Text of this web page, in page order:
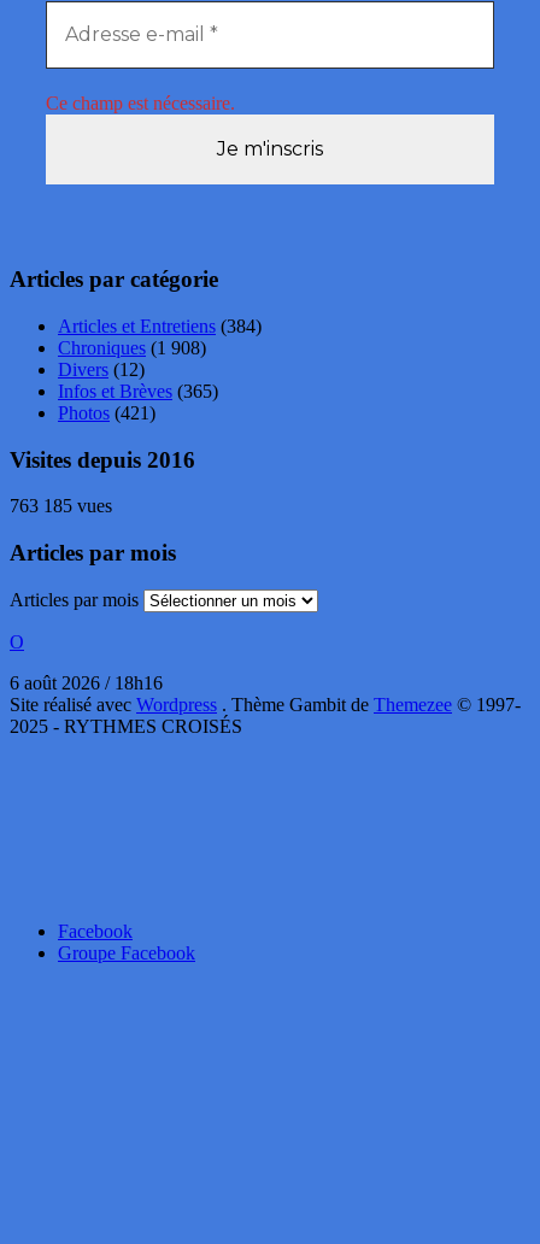
Ce champ est nécessaire.
Articles par catégorie
Articles et Entretiens (384)
Chroniques (1 908)
Divers (12)
Infos et Brèves (365)
Photos (421)
Visites depuis 2016
763 185 vues
Articles par mois
Articles par mois
O
6 août 2026 / 18h16
Site réalisé avec Wordpress . Thème Gambit de Themezee © 1997-
2025 - RYTHMES CROISÉS
Facebook
Groupe Facebook